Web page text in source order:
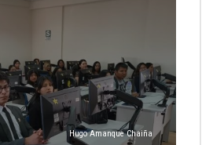
Hugo Amanque Chaiña